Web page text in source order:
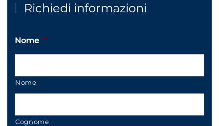
Richiedi informazioni
Nome *
Nome
Cognome